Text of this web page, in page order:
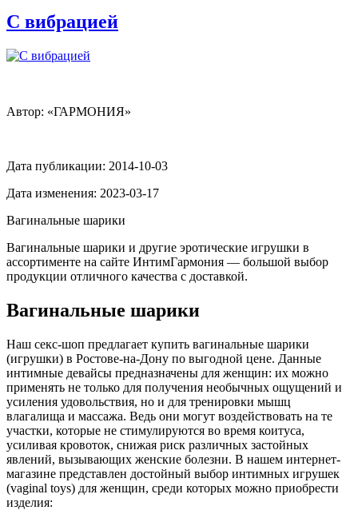
С вибрацией
Автор: «ГАРМОНИЯ»
Дата публикации: 2014-10-03
Дата изменения: 2023-03-17
Вагинальные шарики
Вагинальные шарики и другие эротические игрушки в
ассортименте на сайте ИнтимГармония — большой выбор
продукции отличного качества с доставкой.
Вагинальные шарики
Наш секс-шоп предлагает купить вагинальные шарики
(игрушки) в Ростове-на-Дону по выгодной цене. Данные
интимные девайсы предназначены для женщин: их можно
применять не только для получения необычных ощущений и
усиления удовольствия, но и для тренировки мышц
влагалища и массажа. Ведь они могут воздействовать на те
участки, которые не стимулируются во время коитуса,
усиливая кровоток, снижая риск различных застойных
явлений, вызывающих женские болезни. В нашем интернет-
магазине представлен достойный выбор интимных игрушек
(vaginal toys) для женщин, среди которых можно приобрести
изделия: